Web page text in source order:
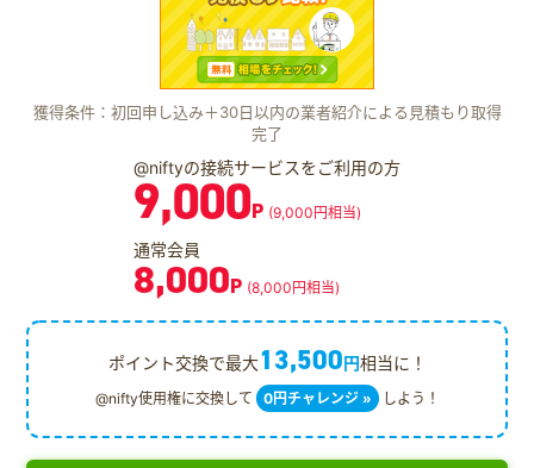
獲得条件：初回申し込み＋30日以内の業者紹介による見積もり取得
完了
@niftyの接続サービスをご利用の方
9,000P (9,000円相当)
通常会員
8,000P (8,000円相当)
ポイント交換で最大13,500円相当に！
@nifty使用権に交換して 0円チャレンジ » しよう！